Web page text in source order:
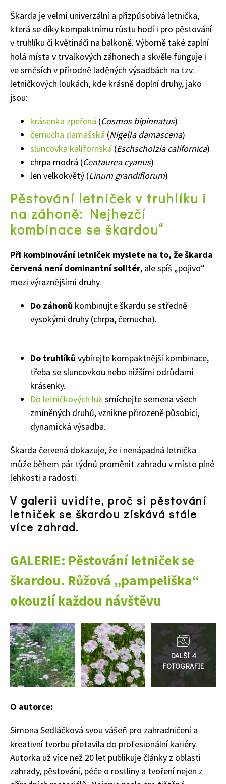
Naše krásná zahrada
65 Kč
Objednat >
Naše krásná zahrada Speciál
74 Kč
Škarda jevelmi univerzální a přizpůsobivá letnička,
která se díky kompaktnímu růstu hodí i pro pěstování
v truhlíku či květináči na balkoně. Výborně také zaplní
holá místa v trvalkových záhonech a skvěle funguje i
ve směsích v přírodně laděných výsadbách na tzv.
letničkových loukách, kde krásně doplní druhy, jako
jsou:
krásenka zpeřená (Cosmos bipinnatus)
černucha damašská (Nigella damascena)
sluncovka kalifornská (Eschscholzia californica)
chrpa modrá (Centaurea cyanus)
len velkokvětý (Linum grandiflorum)
Pěstování letniček v truhlíku i
na záhoně: Nejhezčí
kombinace se škardou“
Při kombinování letniček myslete na to, že škarda
červená není dominantní solitér, ale spíš „pojivo“
mezi výraznějšími druhy.
Do záhonů kombinujte škardu se středně
vysokými druhy (chrpa, černucha).
Do truhlíků vybírejte kompaktnější kombinace,
třeba se sluncovkou nebo nižšími odrůdami
krásenky.
Do letničkových luk smíchejte semena všech
zmíněných druhů, vznikne přirozeně působící,
dynamická výsadba.
Škarda červená dokazuje, že i nenápadná letnička
může během pár týdnů proměnit zahradu v místo plné
lehkosti a radosti.
V galerii uvidíte, proč si pěstování
letniček se škardou získává stále
více zahrad.
GALERIE: Pěstování letniček se
škardou. Růžová „pampeliška“
okouzlí každou návštěvu
Přejít
do
galerie
O autorce:
Simona Sedláčková svou vášeň pro zahradničení a
kreativní tvorbu přetavila do profesionální kariéry.
Autorka už více než 20 let publikuje články z oblasti
zahrady, pěstování, péče o rostliny a tvoření nejen z